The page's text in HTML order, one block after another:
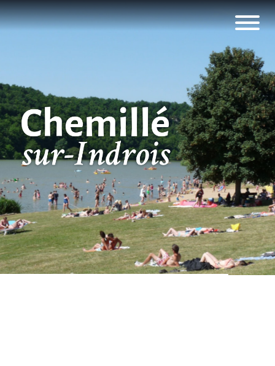
Panneau de gestion des cookies